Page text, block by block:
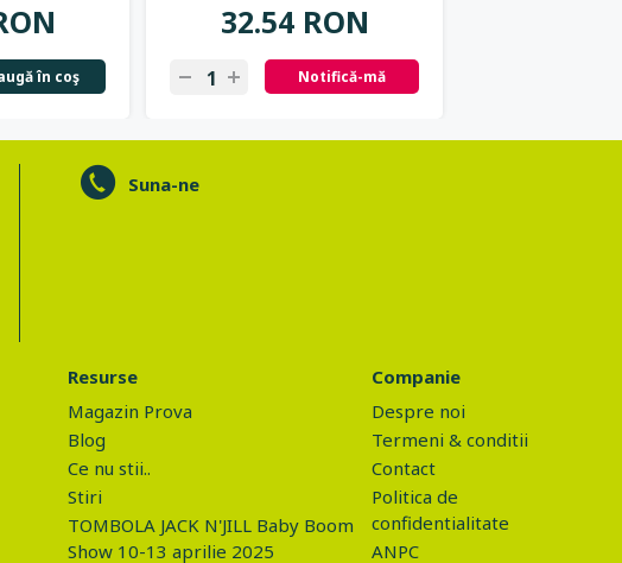
în coş
32.54 RON
Notifică-mă
Suna-ne
Resurse
Magazin Prova
Blog
Ce nu stii..
Stiri
TOMBOLA JACK N'JILL Baby Boom
Show 10-13 aprilie 2025
Companie
Despre noi
Termeni & conditii
Contact
Politica de
confidentialitate
ANPC